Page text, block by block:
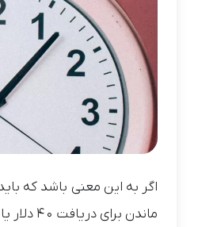
اگر به این معنی باشد که
ماندن برای دریافت 40 دلار یا 30 روز منتظر ماندن برای دریافت 60 دلار به شما پیشنهاد می شود. کدام انتخاب را انجام می دهید؟